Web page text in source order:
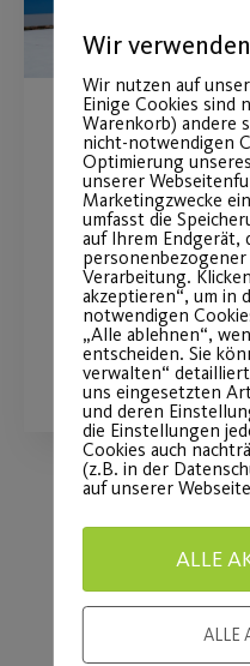
Eislaufspaß
Unsere Post SV
während der
WEITERLESEN
Wir
Wir nutzen auf
Einige Cookies sind
Warenkorb) andere
nicht-notwendigen
Optimierung
unserer
Marketingzwecke
umfasst die
auf Ihrem Endgerät,
Verarbeitung.
akzeptieren“, um in
notwendigen
„Alle ablehnen“,
entscheiden. Sie
verwalten“
uns eingesetzten
und deren
die Einstellungen
Cookies auch
(z.B. in der
auf unserer
ALLE
ALLE